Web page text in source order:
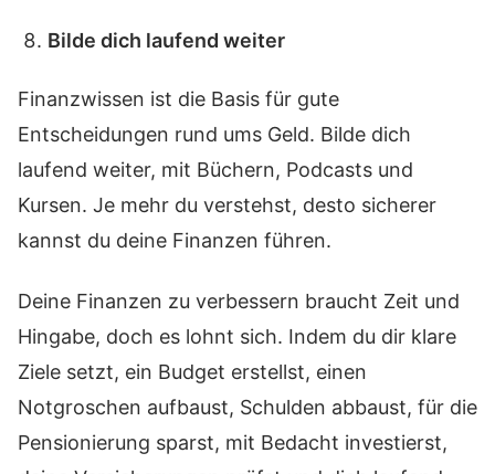
Bilde dich laufend weiter
Finanzwissen ist die Basis für gute
Entscheidungen rund ums Geld. Bilde dich
laufend weiter, mit Büchern, Podcasts und
Kursen. Je mehr du verstehst, desto sicherer
kannst du deine Finanzen führen.
Deine Finanzen zu verbessern braucht Zeit und
Hingabe, doch es lohnt sich. Indem du dir klare
Ziele setzt, ein Budget erstellst, einen
Notgroschen aufbaust, Schulden abbaust, für die
Pensionierung sparst, mit Bedacht investierst,